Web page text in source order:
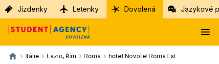
Jízdenky Letenky Dovolená Jazykové
Itálie Lazio, Řím Roma hotel Novotel Roma Est